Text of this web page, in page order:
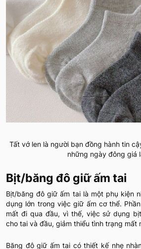
Tất vớ len là người bạn đồng hành tin
những ngày đông giá
Bịt/băng đô giữ ấm tai
Bịt/băng đô giữ ấm tai là một phụ kiện
dụng lớn trong việc giữ ấm cơ thể.
mất đi qua đầu, vì thế, việc sử dụng
cho tai và đầu, giảm thiểu tình trạng mất
Băng đô giữ ấm tai có thiết kế nhẹ